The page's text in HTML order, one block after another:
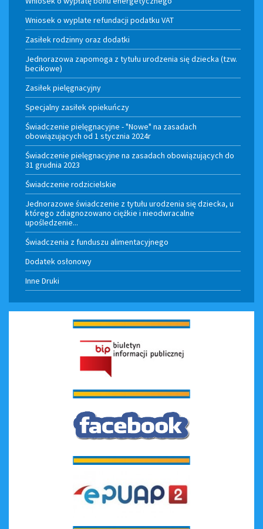
Wniosek o wyplate refundacji podatku VAT
Zasiłek rodzinny oraz dodatki
Jednorazowa zapomoga z tytułu urodzenia się dziecka (tzw.
becikowe)
Zasiłek pielęgnacyjny
Specjalny zasiłek opiekuńczy
Świadczenie pielęgnacyjne - "Nowe" na zasadach
obowiązujących od 1 stycznia 2024r
Świadczenie pielęgnacyjne na zasadach obowiązujących do
31 grudnia 2023
Świadczenie rodzicielskie
Jednorazowe świadczenie z tytułu urodzenia się dziecka, u
którego zdiagnozowano ciężkie i nieodwracalne
upośledzenie...
Świadczenia z funduszu alimentacyjnego
Dodatek osłonowy
Inne Druki